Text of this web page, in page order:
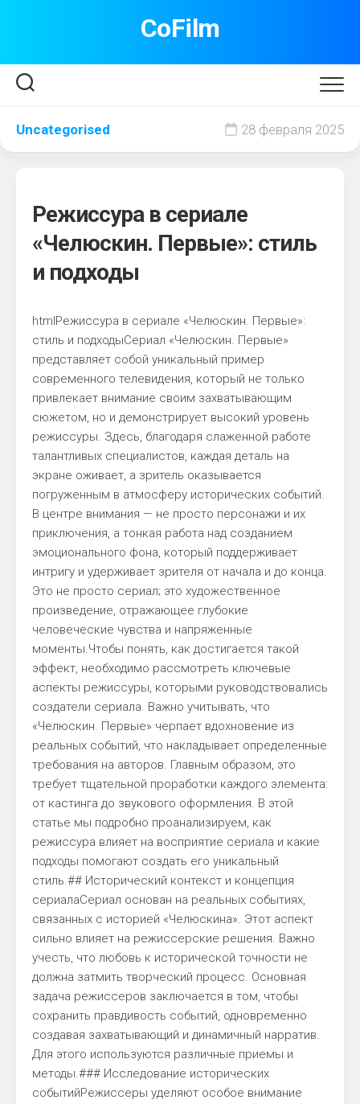
CoFilm
Uncategorised 28 февраля 2025
Режиссура в сериале
«Челюскин. Первые»: стиль
и подходы
htmlРежиссура в сериале «Челюскин. Первые»:
стиль и подходыСериал «Челюскин. Первые»
представляет собой уникальный пример
современного телевидения, который не только
привлекает внимание своим захватывающим
сюжетом, но и демонстрирует высокий уровень
режиссуры. Здесь, благодаря слаженной работе
талантливых специалистов, каждая деталь на
экране оживает, а зритель оказывается
погруженным в атмосферу исторических событий.
В центре внимания — не просто персонажи и их
приключения, а тонкая работа над созданием
эмоционального фона, который поддерживает
интригу и удерживает зрителя от начала и до конца.
Это не просто сериал; это художественное
произведение, отражающее глубокие
человеческие чувства и напряженные
моменты.Чтобы понять, как достигается такой
эффект, необходимо рассмотреть ключевые
аспекты режиссуры, которыми руководствовались
создатели сериала. Важно учитывать, что
«Челюскин. Первые» черпает вдохновение из
реальных событий, что накладывает определенные
требования на авторов. Главным образом, это
требует тщательной проработки каждого элемента:
от кастинга до звукового оформления. В этой
статье мы подробно проанализируем, как
режиссура влияет на восприятие сериала и какие
подходы помогают создать его уникальный
стиль.## Исторический контекст и концепция
сериалаСериал основан на реальных событиях,
связанных с историей «Челюскина». Этот аспект
сильно влияет на режиссерские решения. Важно
учесть, что любовь к исторической точности не
должна затмить творческий процесс. Основная
задача режиссеров заключается в том, чтобы
сохранить правдивость событий, одновременно
создавая захватывающий и динамичный нарратив.
Для этого используются различные приемы и
методы.### Исследование исторических
событийРежиссеры уделяют особое внимание